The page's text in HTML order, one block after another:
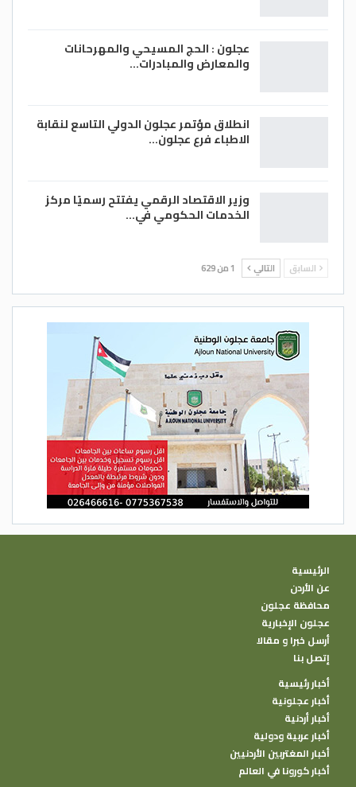
عجلون : الحج المسيحي والمهرحانات
والمعارض والمبادرات…
انطلاق مؤتمر عجلون الدولي التاسع لنقابة
الاطباء فرع عجلون…
وزير الاقتصاد الرقمي يفتتح رسميًا مركز
الخدمات الحكومي في…
السابق التالي 1 من 629
الرئيسية
عن الأردن
محافظة عجلون
عجلون الإخبارية
أرسل خبرا و مقالا
إتصل بنا
أخبار رئيسية
أخبار عجلونية
أخبار أردنية
أخبار عربية ودولية
أخبار المغتربين الأردنيين
أخبار كورونا في العالم